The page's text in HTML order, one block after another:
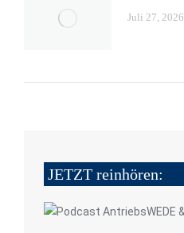
Juli 27, 2026
JETZT reinhören: